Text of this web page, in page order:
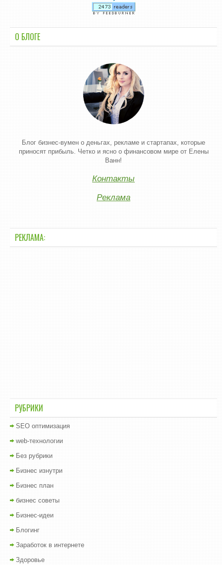
О БЛОГЕ
Блог бизнес-вумен о деньгах, рекламе и стартапах, которые
приносят прибыль. Четко и ясно о финансовом мире от Елены
Ванн!
Контакты
Реклама
РЕКЛАМА:
РУБРИКИ
SEO оптимизация
web-технологии
Без рубрики
Бизнес изнутри
Бизнес план
бизнес советы
Бизнес-идеи
Блогинг
Заработок в интернете
Здоровье